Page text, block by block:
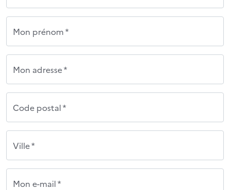
Mon prénom *
Mon adresse *
Code postal *
Ville *
Mon e-mail *